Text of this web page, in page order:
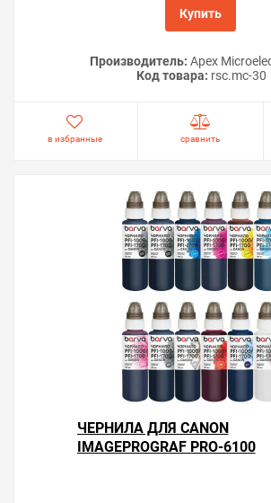
Купить
Производитель: Apex
Код товара: rsс.mc-30
в избранные сравнить
ЧЕРНИЛА ДЛЯ CANON
IMAGEPROGRAF PRO-6100